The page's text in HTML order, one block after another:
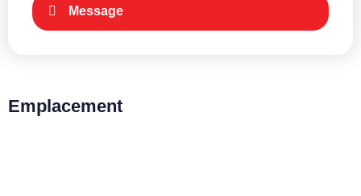
Message
Emplacement